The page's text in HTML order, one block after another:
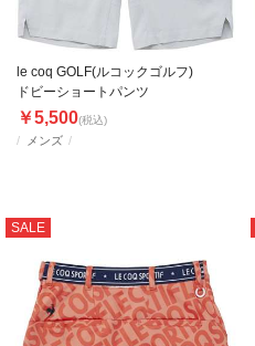
メンズ
le coq GOLF(ルコックゴルフ)
ドビーショートパンツ
￥5,500(税込)
SALE